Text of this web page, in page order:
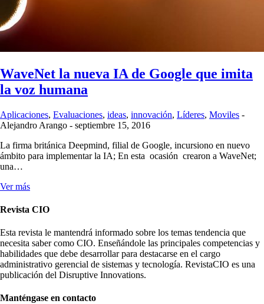
WaveNet la nueva IA de Google que imita
la voz humana
Aplicaciones, Evaluaciones, ideas, innovación, Líderes, Moviles -
Alejandro Arango - septiembre 15, 2016
La firma británica Deepmind, filial de Google, incursiono en nuevo
ámbito para implementar la IA; En esta ocasión crearon a WaveNet;
una…
Ver más
Revista CIO
Esta revista le mantendrá informado sobre los temas tendencia que
necesita saber como CIO. Enseñándole las principales competencias y
habilidades que debe desarrollar para destacarse en el cargo
administrativo gerencial de sistemas y tecnología. RevistaCIO es una
publicación del Disruptive Innovations.
Manténgase en contacto